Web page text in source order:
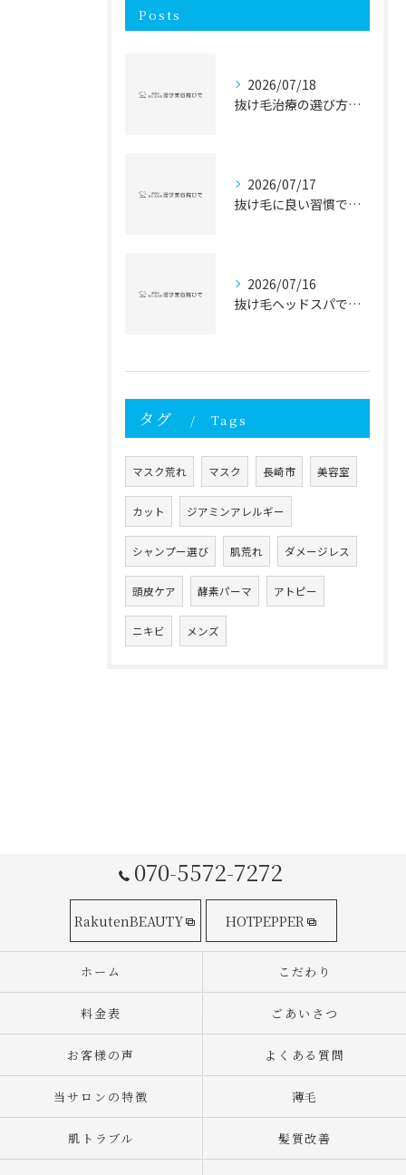
Posts
2026/07/18
抜け毛治療の選び方と抜け毛対策を徹底比較して自分に最適な方法を見つけるガイド
2026/07/17
抜け毛に良い習慣で毎日の抜け毛対策を始める女性のための実践ガイド
2026/07/16
抜け毛ヘッドスパで抜け毛対策と髪質改善を目指す頭皮ケアの新常識
タグ Tags
マスク荒れ マスク 長崎市 美容室
カット ジアミンアレルギー
シャンプー選び 肌荒れ ダメージレス
頭皮ケア 酵素パーマ アトピー
ニキビ メンズ
070-5572-7272
RakutenBEAUTY HOTPEPPER
ホーム こだわり
料金表 ごあいさつ
お客様の声 よくある質問
当サロンの特徴 薄毛
肌トラブル 髪質改善